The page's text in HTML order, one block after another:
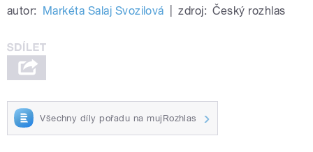
autor: Markéta Salaj Svozilová zdroj: Český rozhlas
Všechny díly pořadu na mujRozhlas